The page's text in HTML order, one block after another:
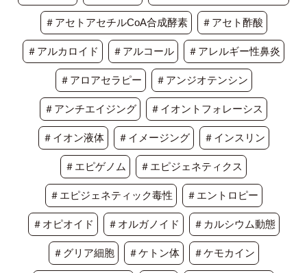
＃アセトアセチルCoA合成酵素 ＃アセト酢酸
＃アルカロイド ＃アルコール ＃アレルギー性鼻炎
＃アロアセラピー ＃アンジオテンシン
＃アンチエイジング ＃イオントフォレーシス
＃イオン液体 ＃イメージング ＃インスリン
＃エピゲノム ＃エピジェネティクス
＃エピジェネティック毒性 ＃エントロピー
＃オピオイド ＃オルガノイド ＃カルシウム動態
＃グリア細胞 ＃ケトン体 ＃ケモカイン